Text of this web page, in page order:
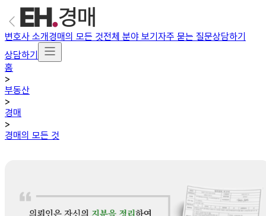
변호사 소개경매의 모든 것전체 분야 보기자주 묻는 질문상담하기
상담하기
홈
>
부동산
>
경매
>
경매의 모든 것